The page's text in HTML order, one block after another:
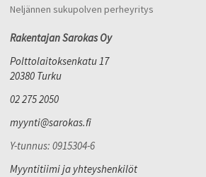
Neljännen sukupolven perheyritys
Rakentajan Sarokas Oy
Polttolaitoksenkatu 17
20380 Turku
02 275 2050
myynti@sarokas.fi
Y-tunnus: 0915304-6
Myyntitiimi ja yhteyshenkilöt